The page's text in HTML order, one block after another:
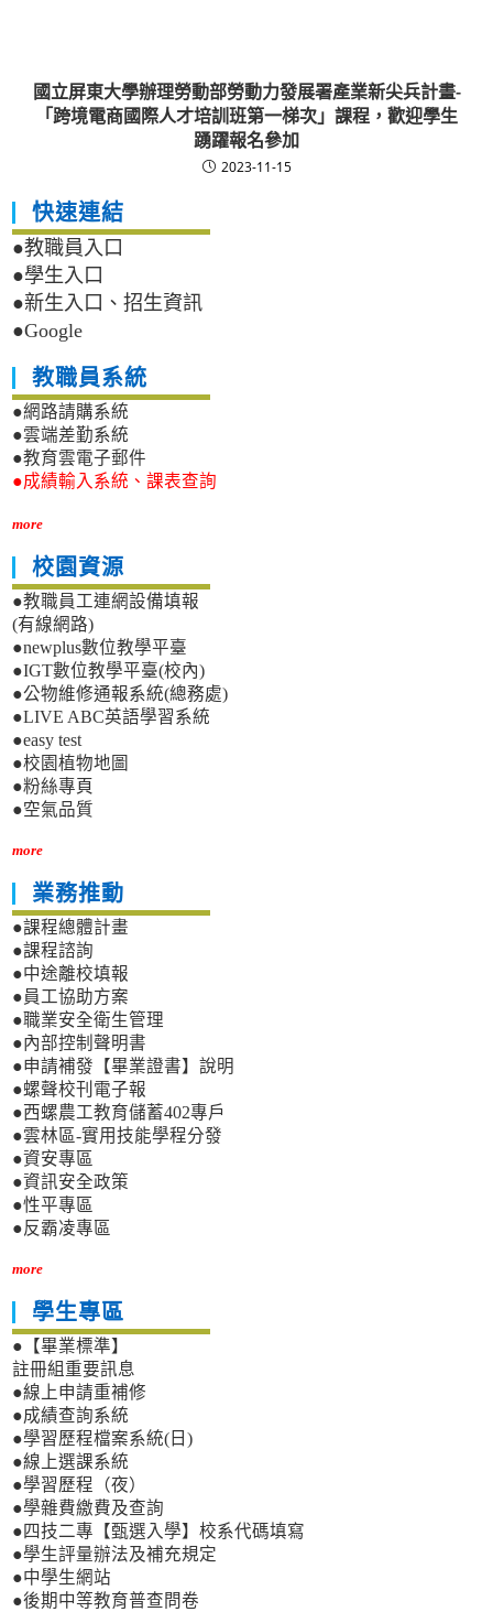
國立屏東大學辦理勞動部勞動力發展署產業新尖兵計畫-
「跨境電商國際人才培訓班第一梯次」課程，歡迎學生
踴躍報名參加
2023-11-15
快速連結
●教職員入口
●學生入口
●新生入口、招生資訊
●Google
教職員系統
●網路請購系統
●雲端差勤系統
●教育雲電子郵件
●成績輸入系統、課表查詢
more
校園資源
●教職員工連網設備填報
(有線網路)
●newplus數位教學平臺
●IGT數位教學平臺(校內)
●公物維修通報系統(總務處)
●LIVE ABC英語學習系統
●easy test
●校園植物地圖
●粉絲專頁
●空氣品質
more
業務推動
●課程總體計畫
●課程諮詢
●中途離校填報
●員工協助方案
●職業安全衛生管理
●內部控制聲明書
●申請補發【畢業證書】說明
●螺聲校刊電子報
●西螺農工教育儲蓄402專戶
●雲林區-實用技能學程分發
●資安專區
●資訊安全政策
●性平專區
●反霸凌專區
more
學生專區
●【畢業標準】
註冊組重要訊息
●線上申請重補修
●成績查詢系統
●學習歷程檔案系統(日)
●線上選課系統
●學習歷程（夜）
●學雜費繳費及查詢
●四技二專【甄選入學】校系代碼填寫
●學生評量辦法及補充規定
●中學生網站
●後期中等教育普查問卷